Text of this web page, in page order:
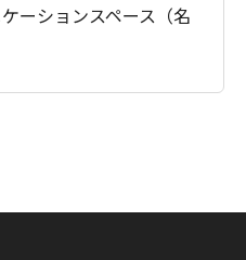
ーションスペース（名